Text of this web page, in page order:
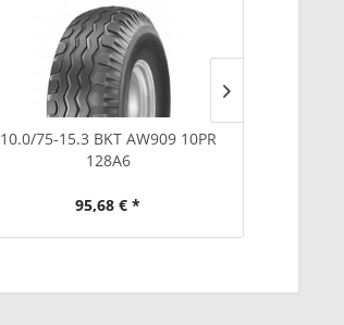
10.0/75-15.3 BKT AW909 10PR
128A6
95,68 € *